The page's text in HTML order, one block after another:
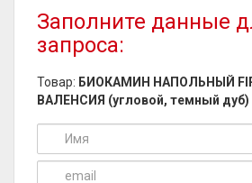
Заполните данные
запроса:
Товар: БИОКАМИН НАПОЛЬНЫЙ
ВАЛЕНСИЯ (угловой, темный дуб)